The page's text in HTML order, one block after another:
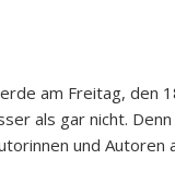
am Freitag, den
als gar nicht. Denn
und Autoren